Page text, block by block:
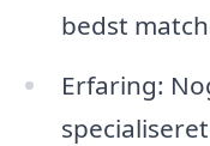
bedst
Erfaring: